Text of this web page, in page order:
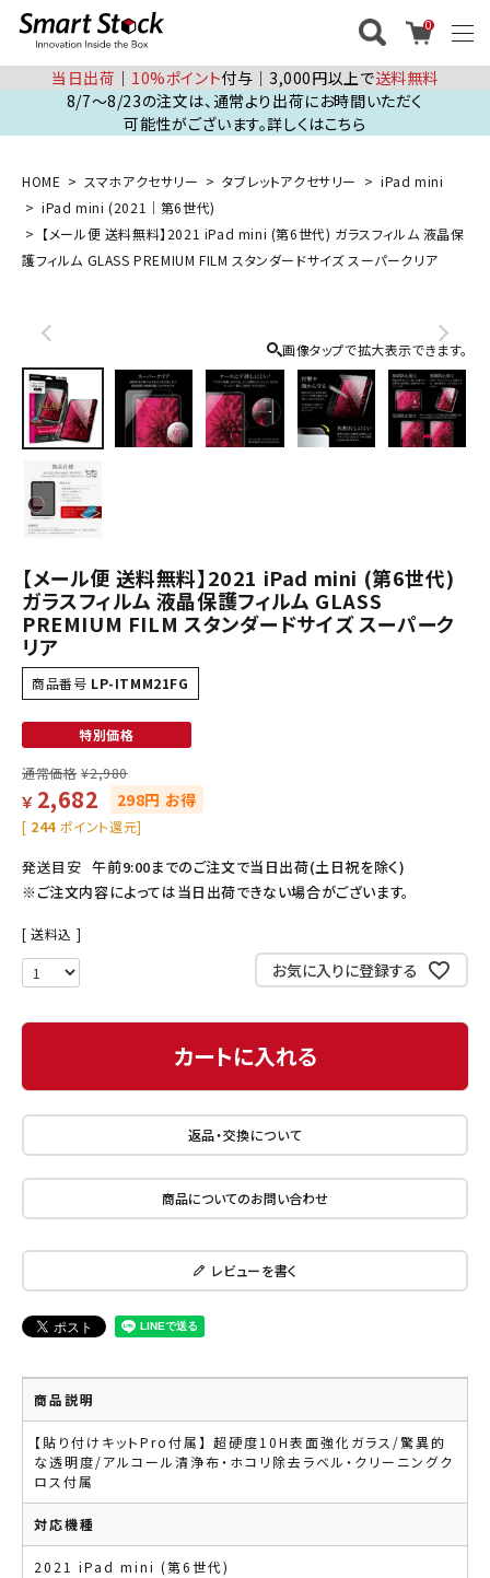
0
当日出荷 │ 10%ポイント付与│3,000円以上で送料無料
8/7～8/23の注文は、通常より出荷にお時間いただく
可能性がございます。詳しくはこちら
HOME スマホアクセサリー タブレットアクセサリー
iPad mini
iPad mini (2021｜第6世代)
【メール便 送料無料】2021 iPad mini (第6世代) ガラスフィルム 液晶保
護フィルム GLASS PREMIUM FILM スタンダードサイズ スーパークリア
画像タップで拡大表示できます。
【メール便 送料無料】2021 iPad mini (第6世代)
ガラスフィルム 液晶保護フィルム GLASS
PREMIUM FILM スタンダードサイズ スーパーク
リア
商品番号 LP-ITMM21FG
特別価格
通常価格 ¥2,980
￥ 2,682 298円 お得
[ 244 ポイント還元]
発送目安 午前9:00までのご注文で当日出荷(土日祝を除く)
※ご注文内容によっては当日出荷できない場合がございます。
送料込
お気に入りに登録する
カートに入れる
返品・交換について
商品についてのお問い合わせ
レビューを書く
商品説明
【貼り付けキットPro付属】 超硬度10H表面強化ガラス/驚異的
な透明度/アルコール清浄布・ホコリ除去ラベル・クリーニングク
ロス付属
対応機種
2021 iPad mini (第6世代)